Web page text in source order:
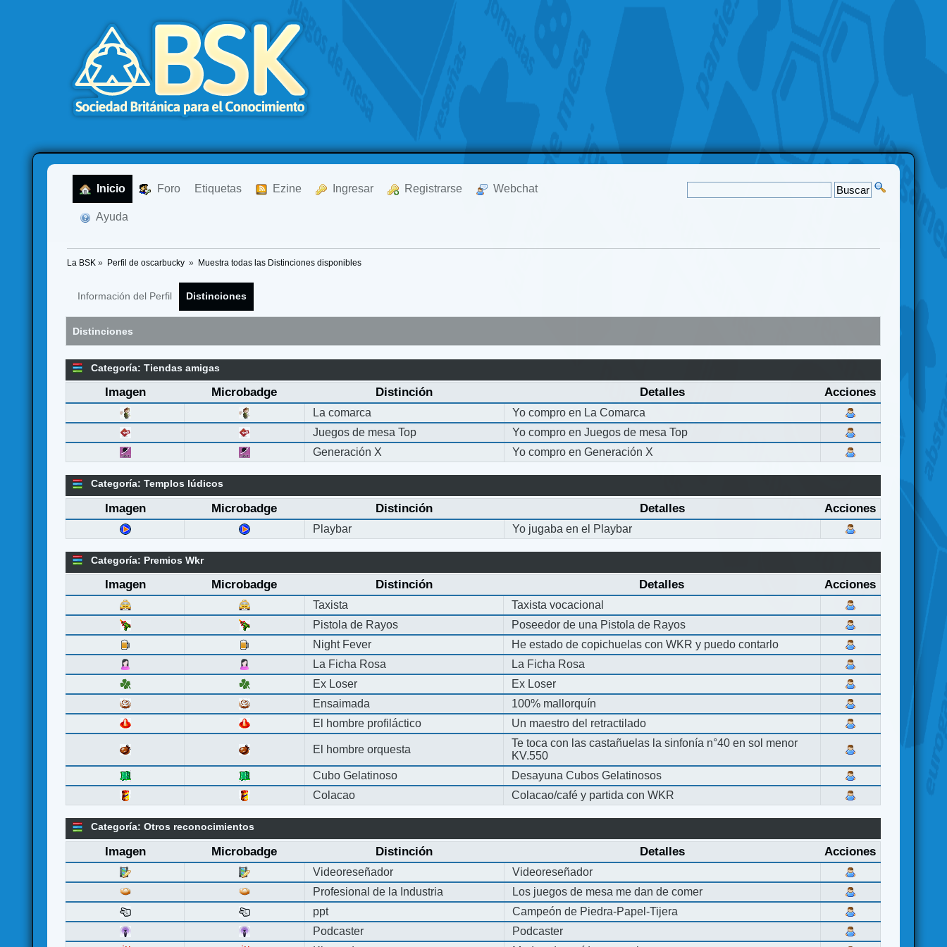
Inicio Foro Etiquetas Ezine Ingresar Registrarse Webchat
Ayuda
La BSK » Perfil de oscarbucky » Muestra todas las Distinciones disponibles
Información del Perfil Distinciones
Distinciones
Categoría: Tiendas amigas
Imagen Microbadge Distinción Detalles Acciones
La comarca
Yo compro en La Comarca
Juegos de mesa Top
Yo compro en Juegos de mesa Top
Generación X
Yo compro en Generación X
Categoría: Templos lúdicos
Imagen Microbadge Distinción Detalles Acciones
Playbar Yo jugaba en el Playbar
Categoría: Premios Wkr
Imagen Microbadge Distinción Detalles Acciones
Taxista
Taxista vocacional
Pistola de Rayos
Poseedor de una Pistola de Rayos
Night Fever
He estado de copichuelas con WKR y puedo contarlo
La Ficha Rosa
La Ficha Rosa
Ex Loser
Ex Loser
Ensaimada
100% mallorquín
El hombre profiláctico
Un maestro del retractilado
El hombre orquesta
Te toca con las castañuelas la sinfonía n°40 en sol menor
KV.550
Cubo Gelatinoso
Desayuna Cubos Gelatinosos
Colacao
Colacao/café y partida con WKR
Categoría: Otros reconocimientos
Imagen Microbadge Distinción Detalles Acciones
Videoreseñador
Videoreseñador
Profesional de la Industria
Los juegos de mesa me dan de comer
ppt
Campeón de Piedra-Papel-Tijera
Podcaster
Podcaster